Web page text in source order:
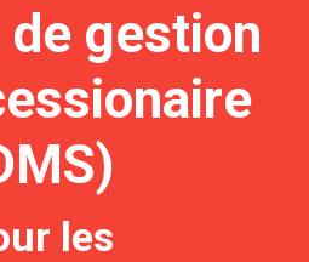
gestion
les